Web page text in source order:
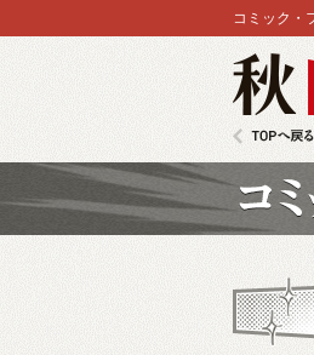
コミック・